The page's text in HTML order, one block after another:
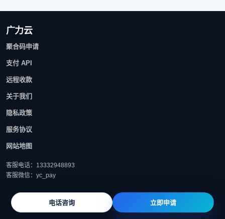
广力云
聚合码申请
支付 API
远程收款
关于我们
隐私政策
服务协议
网站地图
客服电话：13332948893
客服微信：yc_pay
电话咨询 立即申请